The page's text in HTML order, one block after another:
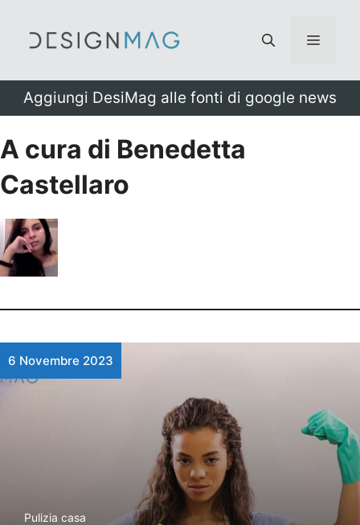
Menu
Aggiungi DesiMag alle fonti di google news
A cura di Benedetta
Castellaro
6 Novembre 2023
Pulizia casa